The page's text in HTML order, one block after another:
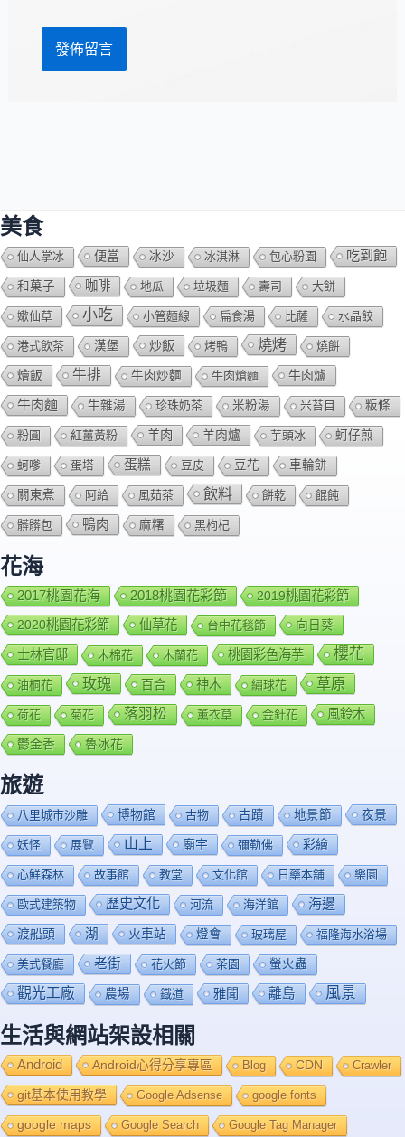
美食
仙人掌冰 便當 冰沙 冰淇淋 包心粉園 吃到飽
和菓子 咖啡 地瓜 垃圾麵 壽司 大餅
嫰仙草 小吃 小管麵線 扁食湯 比薩 水晶餃
港式飲茶 漢堡 炒飯 烤鴨 燒烤 燒餅
燴飯 牛排 牛肉炒麵 牛肉熗麵 牛肉爐
牛肉麵 牛雜湯 珍珠奶茶 米粉湯 米苔目 粄條
粉圓 紅薑黃粉 羊肉 羊肉爐 芋頭冰 蚵仔煎
蚵嗲 蛋塔 蛋糕 豆皮 豆花 車輪餅
關東煮 阿給 風茹茶 飲料 餅乾 餛飩
髒髒包 鴨肉 麻糬 黑枸杞
花海
2017桃園花海 2018桃園花彩節
2019桃園花彩節
2020桃園花彩節
仙草花 台中花毯節 向日葵
士林官邸 木棉花 木蘭花 桃園彩色海芋 櫻花
油桐花 玫瑰 百合 神木 繡球花 草原
荷花 菊花 落羽松 薰衣草 金針花 風鈴木
鬱金香 魯冰花
旅遊
八里城市沙雕 博物館 古物 古蹟 地景節 夜景
妖怪 展覽 山上 廟宇 彌勒佛 彩繪
心鮮森林 故事館 教堂 文化館 日藥本舖 樂園
歐式建築物 歷史文化 河流 海洋館 海邊
渡船頭 湖 火車站 燈會 玻璃屋 福隆海水浴場
美式餐廳 老街 花火節 茶園 螢火蟲
觀光工廠 農場 鐡道 雅聞 離島 風景
生活與網站架設相關
Android Android心得分享專區 Blog CDN Crawler
git基本使用教學 Google Adsense google fonts
google maps Google Search Google Tag Manager